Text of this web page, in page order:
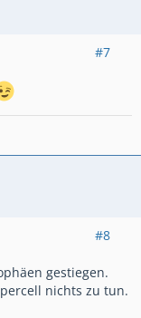
#7
uns sind!
٩(×̯×)۶
✌⪼-----✧
#8
gestiegen.
nichts zu tun.